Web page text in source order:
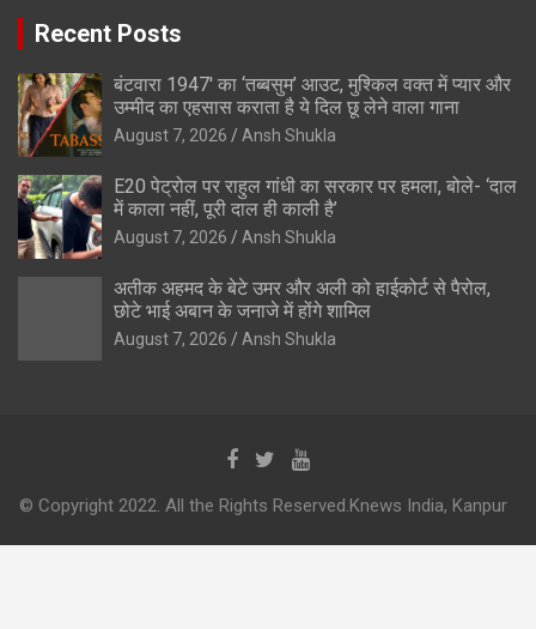
Recent Posts
बंटवारा 1947′ का ‘तब्बसुम’ आउट, मुश्किल वक्त में प्यार और
उम्मीद का एहसास कराता है ये दिल छू लेने वाला गाना
August 7, 2026 Ansh Shukla
E20 पेट्रोल पर राहुल गांधी का सरकार पर हमला, बोले- ‘दाल
में काला नहीं, पूरी दाल ही काली है’
August 7, 2026 Ansh Shukla
अतीक अहमद के बेटे उमर और अली को हाईकोर्ट से पैरोल,
छोटे भाई अबान के जनाजे में होंगे शामिल
August 7, 2026 Ansh Shukla
© Copyright 2022. All the Rights Reserved.Knews India, Kanpur